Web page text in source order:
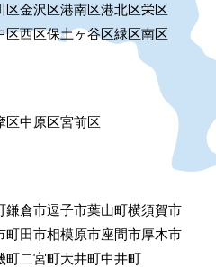
区金沢区港南区港北区栄区
区西区保土ヶ谷区緑区南区
区中原区宮前区
鎌倉市逗子市葉山町横須賀市
町田市相模原市座間市厚木市
町二宮町大井町中井町